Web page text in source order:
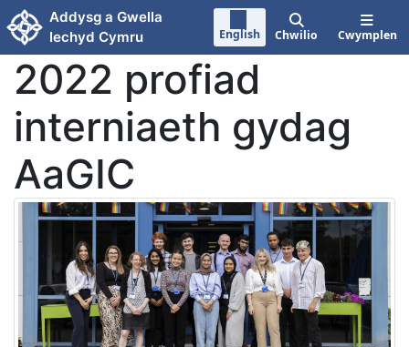
Neidio i'r prif gynnwy
Addysg a Gwella
Iechyd Cymru
English Chwilio Cwymplen
2022 profiad
interniaeth gydag
AaGIC